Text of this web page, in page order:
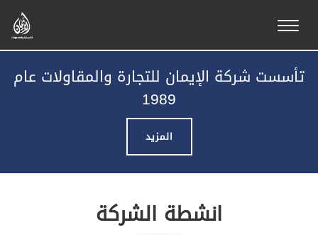
تأسست شركة الإيمان للتجارة والمقاولات عام
1989
المزيد
انشطة الشركة